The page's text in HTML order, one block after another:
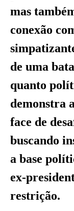
mas
conexão
de uma
quanto
demonstra
face de
buscando
a base
ex-
restrição.